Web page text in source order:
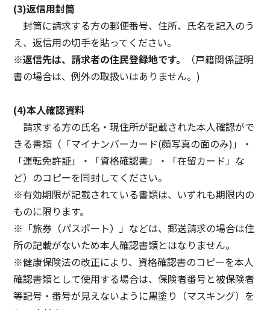
(3)返信用封筒
封筒に請求する方の郵便番号、住所、氏名を記入のう
え、返信用の切手を貼ってください。
※返信先は、請求者の住民登録地です。
（戸籍関係証明
書の場合は、例外の取扱いはありません。)
(4)本人確認資料
請求する方の氏名・現住所が記載された本人確認がで
きる書類（「マイナンバーカード(顔写真の面のみ)」・
「運転免許証」・「資格確認書」・「在留カード」な
ど）のコピーを同封してください。
※有効期限が記載されている書類は、いずれも期限内の
ものに限ります。
※「旅券（パスポート）」などは、郵送請求の場合は住
所の記載がないため本人確認書類とはなりません。
※健康保険法の改正により、資格確認書のコピーを本人
確認書類として使用する場合は、保険者番号と被保険者
等記号・番号が見えないように黒塗り（マスキング）を